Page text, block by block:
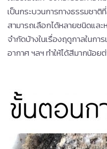
เป็นกระบวนการทางธรรมชาติ
สามารถเลือกได้หลายชนิดแล
จำกัดบ้างในเรื่องฤดูกาลในกา
อากาศ ฯลฯ ทำให้ได้สีมากน้อย